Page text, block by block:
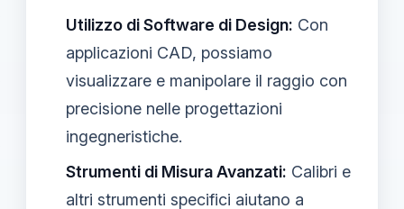
Utilizzo di Software di Design: Con
applicazioni CAD, possiamo
visualizzare e manipolare il raggio con
precisione nelle progettazioni
ingegneristiche.
Strumenti di Misura Avanzati: Calibri e
altri strumenti specifici aiutano a